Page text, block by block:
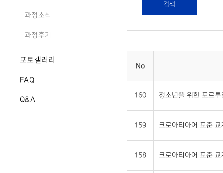
과정소식
과정후기
포토갤러리
FAQ
Q&A
검색
No
160 청소년을 위한 포르
159 크로아티아어 표준
158 크로아티아어 표준